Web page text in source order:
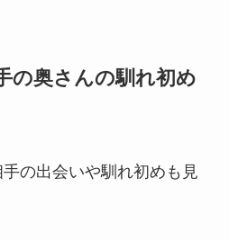
衣の旦那・工藤けんの現
恒泰の奥さんの顔写真が
の奥さんの馴れ初め
の出会いや馴れ初めも見